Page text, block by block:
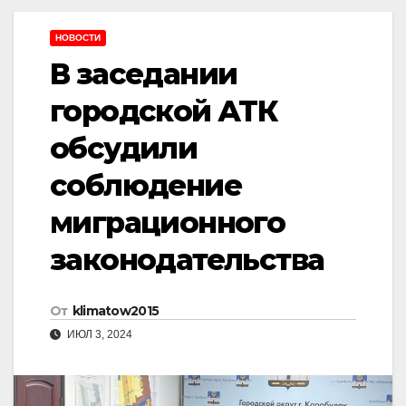
НОВОСТИ
В заседании
городской АТК
обсудили
соблюдение
миграционного
законодательства
От klimatow2015
ИЮЛ 3, 2024